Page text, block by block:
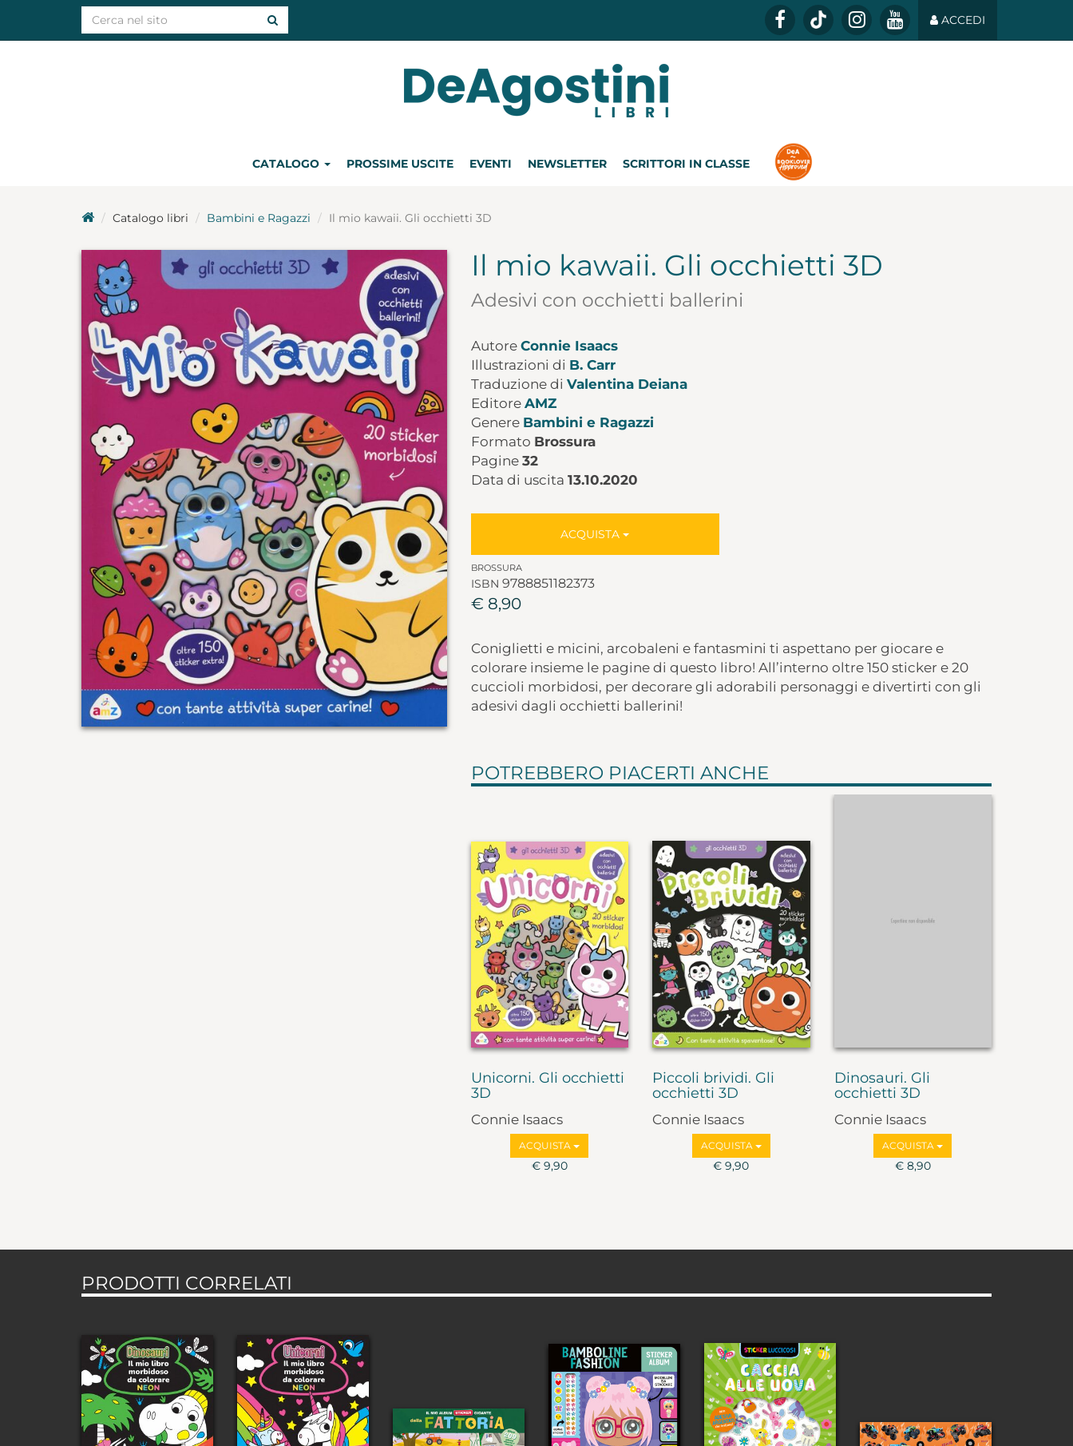
ACCEDI
CATALOGO PROSSIME USCITE EVENTI NEWSLETTER SCRITTORI IN CLASSE
Catalogo libri Bambini e Ragazzi Il mio kawaii. Gli occhietti 3D
Il mio kawaii. Gli occhietti 3D
Adesivi con occhietti ballerini
Autore Connie Isaacs
Illustrazioni di B. Carr
Traduzione di Valentina Deiana
Editore AMZ
Genere Bambini e Ragazzi
Formato Brossura
Pagine 32
Data di uscita 13.10.2020
ACQUISTA
BROSSURA
ISBN 9788851182373
€ 8,90
Coniglietti e micini, arcobaleni e fantasmini ti aspettano per giocare e
colorare insieme le pagine di questo libro! All’interno oltre 150 sticker e 20
cuccioli morbidosi, per decorare gli adorabili personaggi e divertirti con gli
adesivi dagli occhietti ballerini!
POTREBBERO PIACERTI ANCHE
Unicorni. Gli occhietti
3D
Connie Isaacs
ACQUISTA
€ 9,90
Piccoli brividi. Gli
occhietti 3D
Connie Isaacs
ACQUISTA
€ 9,90
Dinosauri. Gli
occhietti 3D
Connie Isaacs
ACQUISTA
€ 8,90
PRODOTTI CORRELATI